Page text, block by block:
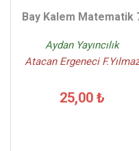
Bay Kalem Matematik
Aydan Yayıncılık
Atacan Ergeneci F.Yılmaz
25,00 ₺